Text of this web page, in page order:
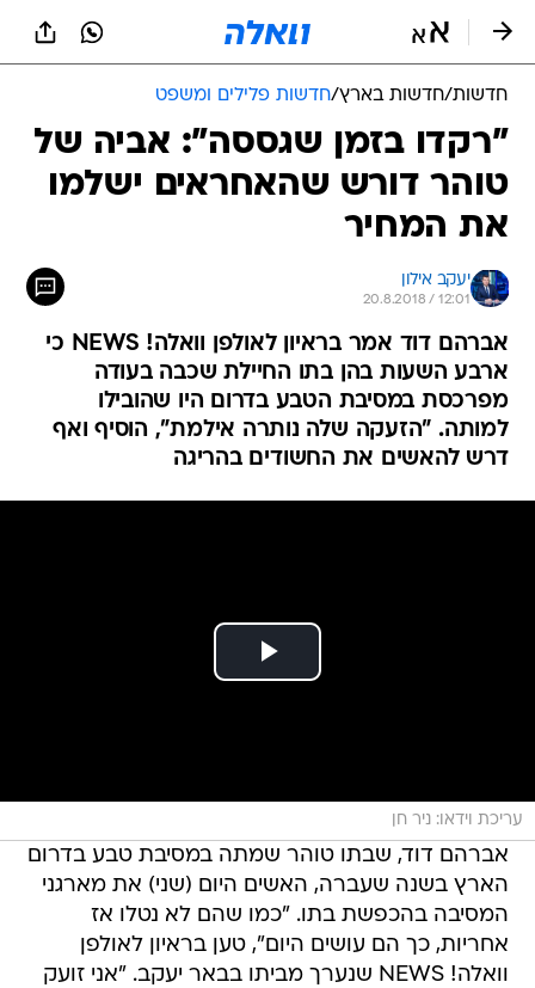
חדשות/חדשות בארץ/חדשות פלילים ומשפט
"רקדו בזמן שגססה": אביה של
טוהר דורש שהאחראים ישלמו
את המחיר
יעקב אילון
20.8.2018 / 12:01
אברהם דוד אמר בראיון לאולפן וואלה! NEWS כי
ארבע השעות בהן בתו החיילת שכבה בעודה
מפרכסת במסיבת הטבע בדרום היו שהובילו
למותה. "הזעקה שלה נותרה אילמת", הוסיף ואף
דרש להאשים את החשודים בהריגה
עריכת וידאו: ניר חן
אברהם דוד, שבתו טוהר שמתה במסיבת טבע בדרום
הארץ בשנה שעברה, האשים היום (שני) את מארגני
המסיבה בהכפשת בתו. "כמו שהם לא נטלו אז
אחריות, כך הם עושים היום", טען בראיון לאולפן
וואלה! NEWS שנערך מביתו בבאר יעקב. "אני זועק